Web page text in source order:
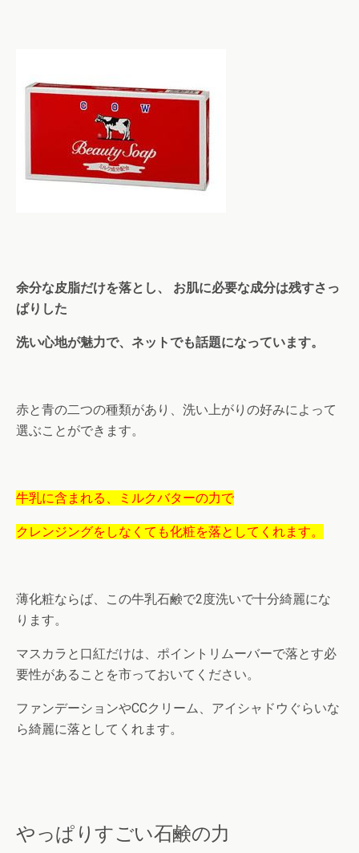
余分な皮脂だけを落とし、 お肌に必要な成分は残すさっ
ぱりした
洗い心地が魅力で、ネットでも話題になっています。
赤と青の二つの種類があり、洗い上がりの好みによって
選ぶことができます。
牛乳に含まれる、ミルクバターの力で
クレンジングをしなくても化粧を落としてくれます。
薄化粧ならば、この牛乳石鹸で2度洗いで十分綺麗にな
ります。
マスカラと口紅だけは、ポイントリムーバーで落とす必
要性があることを市っておいてください。
ファンデーションやCCクリーム、アイシャドウぐらいな
ら綺麗に落としてくれます。
やっぱりすごい石鹸の力